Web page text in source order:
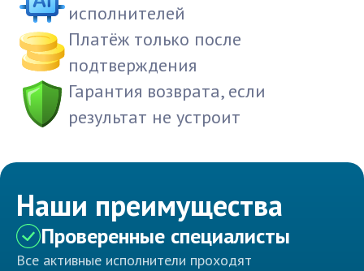
исполнителей
Платёж только после
подтверждения
Гарантия возврата, если
результат не устроит
Наши преимущества
Проверенные специалисты
Все активные исполнители проходят